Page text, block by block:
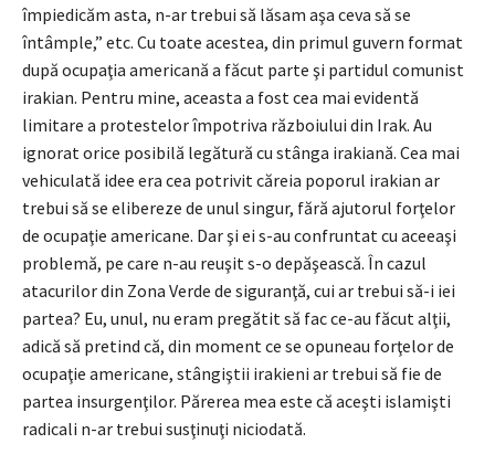
împiedicăm asta, n-ar trebui să lăsam aşa ceva să se
întâmple,” etc. Cu toate acestea, din primul guvern format
după ocupaţia americană a făcut parte şi partidul comunist
irakian. Pentru mine, aceasta a fost cea mai evidentă
limitare a protestelor împotriva războiului din Irak. Au
ignorat orice posibilă legătură cu stânga irakiană. Cea mai
vehiculată idee era cea potrivit căreia poporul irakian ar
trebui să se elibereze de unul singur, fără ajutorul forţelor
de ocupaţie americane. Dar şi ei s-au confruntat cu aceeaşi
problemă, pe care n-au reuşit s-o depăşească. În cazul
atacurilor din Zona Verde de siguranţă, cui ar trebui să-i iei
partea? Eu, unul, nu eram pregătit să fac ce-au făcut alţii,
adică să pretind că, din moment ce se opuneau forţelor de
ocupaţie americane, stângiştii irakieni ar trebui să fie de
partea insurgenţilor. Părerea mea este că aceşti islamişti
radicali n-ar trebui susţinuţi niciodată.